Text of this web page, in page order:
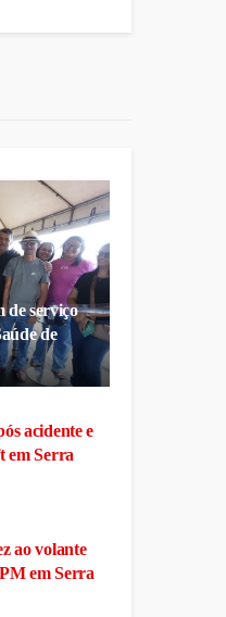
de serviço
de
acidente e
em Serra
ao volante
em Serra